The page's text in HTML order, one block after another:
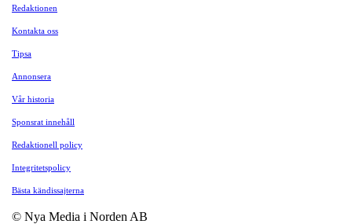
Redaktionen
Kontakta oss
Tipsa
Annonsera
Vår historia
Sponsrat innehåll
Redaktionell policy
Integritetspolicy
Bästa kändissajterna
© Nya Media i Norden AB